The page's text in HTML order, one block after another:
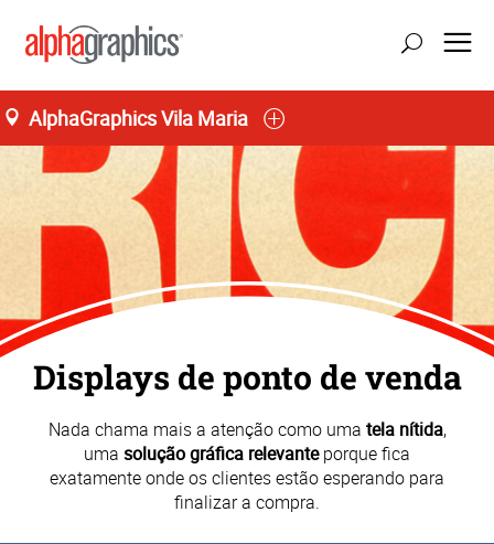
AlphaGraphics Vila Maria
Displays de ponto de venda
Nada chama mais a atenção como uma tela nítida,
uma solução gráfica relevanteporque fica
exatamente onde os clientes estão esperando para
finalizar a compra.